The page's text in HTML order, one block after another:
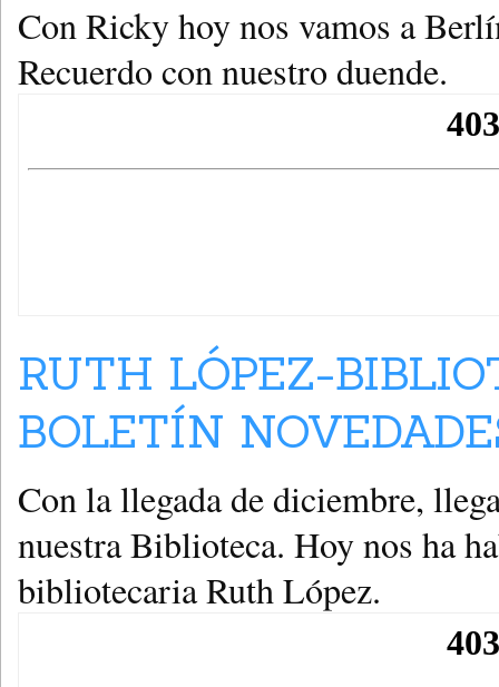
Con Ricky hoy nos vamos a
Recuerdo con nuestro duende.
RUTH LÓPEZ-
BOLETÍN
Con la llegada de diciembre,
nuestra Biblioteca. Hoy nos ha
bibliotecaria Ruth López.